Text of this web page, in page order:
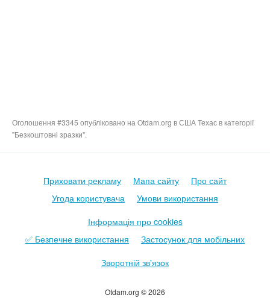
Оголошення #3345 опубліковано на Otdam.org в США Техас в категорії
"Безкоштовні зразки".
Otdam.org © 2026
Приховати рекламу Мапа сайту
Про сайт
Угода користувача
Умови використання
Інформація про cookies
✅ Безпечне використання
Застосунок для мобільних
Зворотній зв'язок